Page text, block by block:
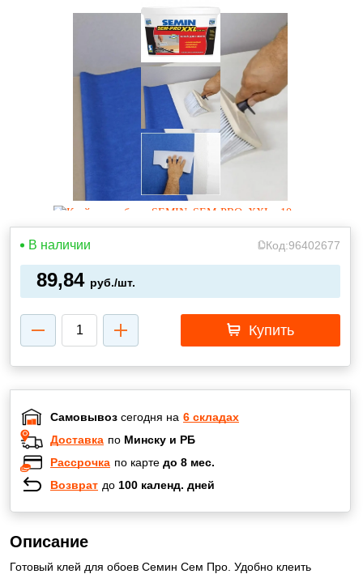
В наличии Код:96402677
89,84 руб./шт.
Купить
Самовывоз сегодня на 6 складах
Доставка по Минску и РБ
Рассрочка по карте до 8 мес.
Возврат до 100 календ. дней
Описание
Готовый клей для обоев Семин Сем Про. Удобно клеить